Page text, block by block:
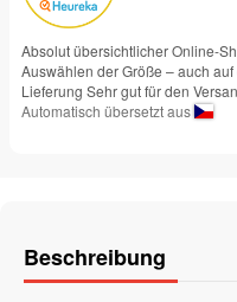
Absolut übersichtlicher Online-
Auswählen der Größe – auch
Lieferung Sehr gut für den
Automatisch übersetzt aus
Beschreibung